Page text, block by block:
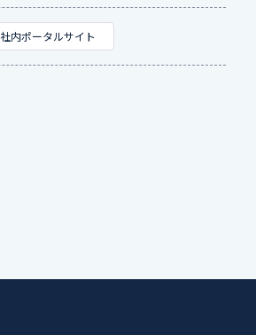
社内ポータルサイト